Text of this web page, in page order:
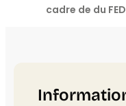
cadre de du